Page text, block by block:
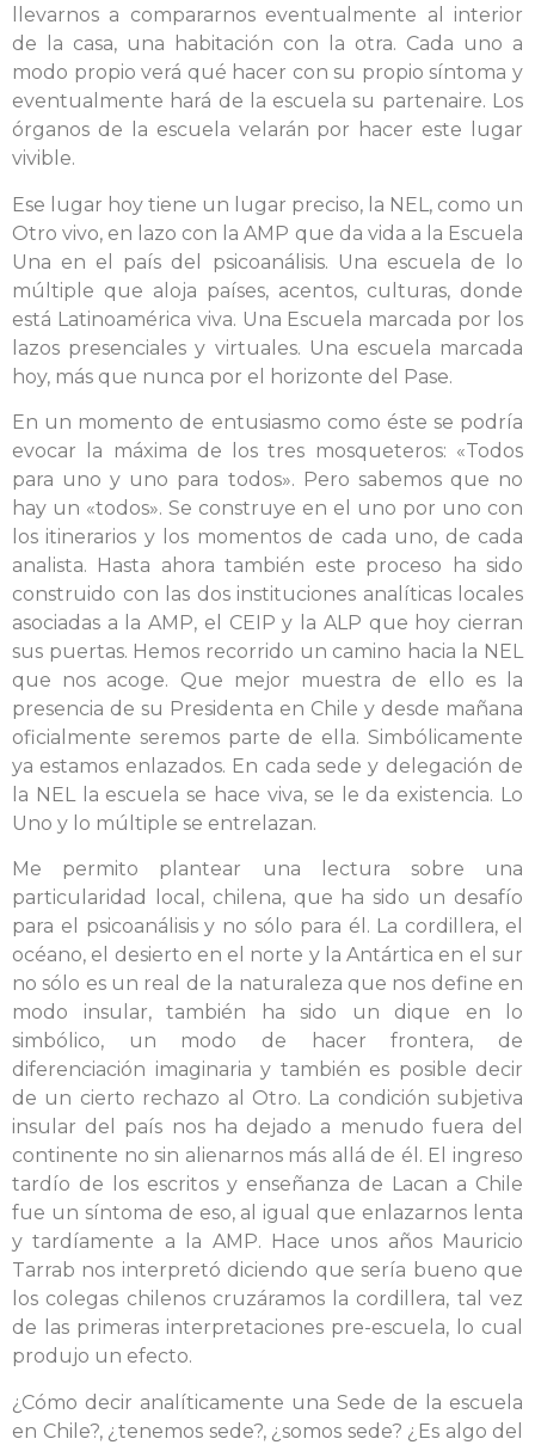
llevarnos a compararnos eventualmente al interior
de la casa, una habitación con la otra. Cada uno a
modo propio verá qué hacer con su propio síntoma y
eventualmente hará de la escuela su partenaire. Los
órganos de la escuela velarán por hacer este lugar
vivible.
Ese lugar hoy tiene un lugar preciso, la NEL, como un
Otro vivo, en lazo con la AMP que da vida a la Escuela
Una en el país del psicoanálisis. Una escuela de lo
múltiple que aloja países, acentos, culturas, donde
está Latinoamérica viva. Una Escuela marcada por los
lazos presenciales y virtuales. Una escuela marcada
hoy, más que nunca por el horizonte del Pase.
En un momento de entusiasmo como éste se podría
evocar la máxima de los tres mosqueteros: «Todos
para uno y uno para todos». Pero sabemos que no
hay un «todos». Se construye en el uno por uno con
los itinerarios y los momentos de cada uno, de cada
analista. Hasta ahora también este proceso ha sido
construido con las dos instituciones analíticas locales
asociadas a la AMP, el CEIP y la ALP que hoy cierran
sus puertas. Hemos recorrido un camino hacia la NEL
que nos acoge. Que mejor muestra de ello es la
presencia de su Presidenta en Chile y desde mañana
oficialmente seremos parte de ella. Simbólicamente
ya estamos enlazados. En cada sede y delegación de
la NEL la escuela se hace viva, se le da existencia. Lo
Uno y lo múltiple se entrelazan.
Me permito plantear una lectura sobre una
particularidad local, chilena, que ha sido un desafío
para el psicoanálisis y no sólo para él. La cordillera, el
océano, el desierto en el norte y la Antártica en el sur
no sólo es un real de la naturaleza que nos define en
modo insular, también ha sido un dique en lo
simbólico, un modo de hacer frontera, de
diferenciación imaginaria y también es posible decir
de un cierto rechazo al Otro. La condición subjetiva
insular del país nos ha dejado a menudo fuera del
continente no sin alienarnos más allá de él. El ingreso
tardío de los escritos y enseñanza de Lacan a Chile
fue un síntoma de eso, al igual que enlazarnos lenta
y tardíamente a la AMP. Hace unos años Mauricio
Tarrab nos interpretó diciendo que sería bueno que
los colegas chilenos cruzáramos la cordillera, tal vez
de las primeras interpretaciones pre-escuela, lo cual
produjo un efecto.
¿Cómo decir analíticamente una Sede de la escuela
en Chile?, ¿tenemos sede?, ¿somos sede? ¿Es algo del